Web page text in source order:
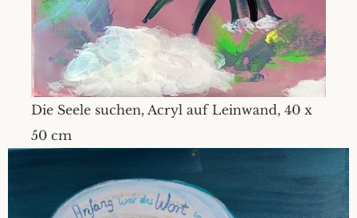
Die Seele suchen, Acryl auf Leinwand, 40 x
50 cm